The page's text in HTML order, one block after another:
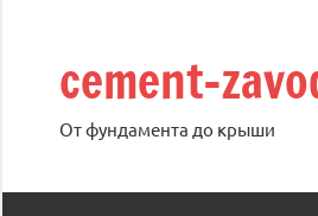
содержимому
cement-
От фундамента до крыши